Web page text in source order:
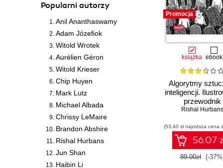
Popularni autorzy
Anil Ananthaswamy
Adam Józefiok
Witold Wrotek
Aurélien Géron
Witold Krieser
Chip Huyen
Mark Lutz
Michael Albada
Chrissy LeMaire
Brandon Abshire
Rishal Hurbans
Jun Shan
Haibin Li
2. Some
can't
Gene in his
Paribas
and more
3. Other
computing
4.
Promocja
książka ebook
Algorytmy
inteligencji.
przewodnik
Rishal Hurbans
(53,40 zł najniższa cena
56.07
89.00zł (-